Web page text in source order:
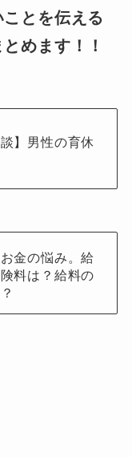
とを伝える
めます！！
】男性の育休
金の悩み。給
料は？給料の